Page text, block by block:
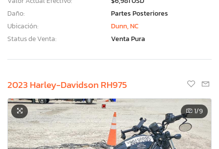
Daño:
Partes Posteriores
Ubicación:
Dunn, NC
Status de Venta:
Venta Pura
2023 Harley-Davidson RH975
1/9